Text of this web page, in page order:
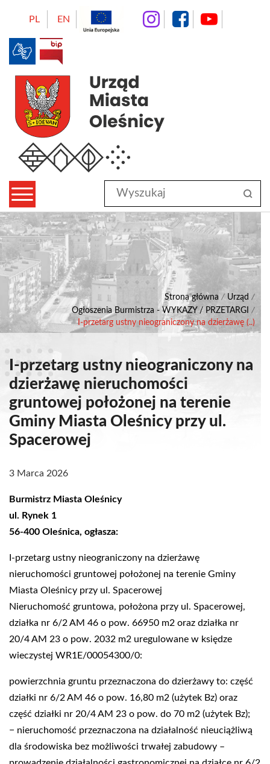
PL EN instagram
Wyszukaj
w
serwisie
Strona główna / Urząd /
Ogłoszenia Burmistrza - WYKAZY / PRZETARGI /
I-przetarg ustny nieograniczony na dzierżawę (..)
I-przetarg ustny nieograniczony na
dzierżawę nieruchomości
gruntowej położonej na terenie
Gminy Miasta Oleśnicy przy ul.
Spacerowej
3 Marca 2026
Burmistrz Miasta Oleśnicy
ul. Rynek 1
56-400 Oleśnica, ogłasza:
I-przetarg ustny nieograniczony na dzierżawę
nieruchomości gruntowej położonej na terenie Gminy
Miasta Oleśnicy przy ul. Spacerowej
Nieruchomość gruntowa, położona przy ul. Spacerowej,
działka nr 6/2 AM 46 o pow. 66950 m2 oraz działka nr
20/4 AM 23 o pow. 2032 m2 uregulowane w księdze
wieczystej WR1E/00054300/0:
powierzchnia gruntu przeznaczona do dzierżawy to: część
działki nr 6/2 AM 46 o pow. 16,80 m2 (użytek Bz) oraz
część działki nr 20/4 AM 23 o pow. do 70 m2 (użytek Bz);
− nieruchomość przeznaczona na działalność nieuciążliwą
dla środowiska bez możliwości trwałej zabudowy –